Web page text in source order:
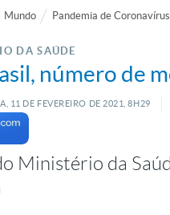
Mundo Pandemia de Coronavírus
DA SAÚDE
número de
11 DE FEVEREIRO DE 2021, 8H29
Ministério da